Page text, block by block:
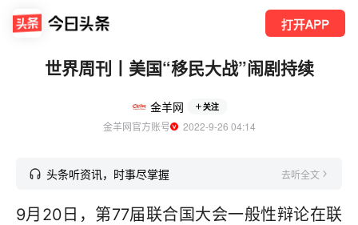
打开APP
世界周刊丨美国“移民大战”闹剧持续
金羊网 关注
金羊网官方账号
  2022-9-26 04:14
头条听资讯，时事尽掌握 去听全文
9月20日，第77届联合国大会一般性辩论在联